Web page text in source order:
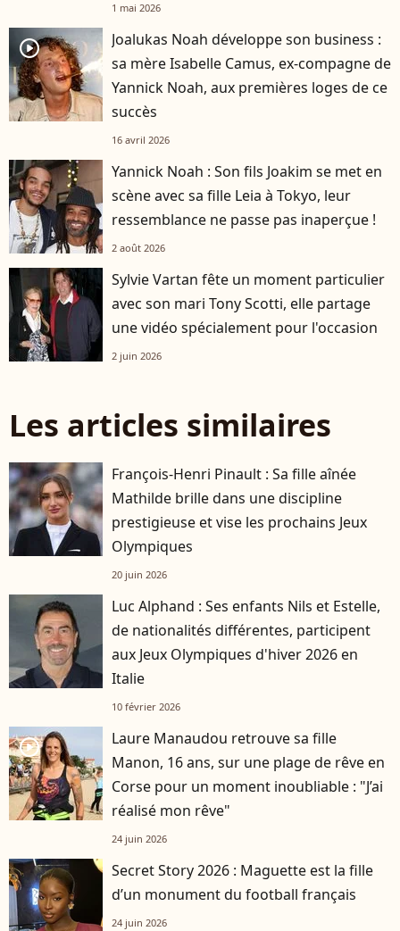
1 mai 2026
player2
Joalukas Noah développe son business :
sa mère Isabelle Camus, ex-compagne de
Yannick Noah, aux premières loges de ce
succès
16 avril 2026
Yannick Noah : Son fils Joakim se met en
scène avec sa fille Leia à Tokyo, leur
ressemblance ne passe pas inaperçue !
2 août 2026
Sylvie Vartan fête un moment particulier
avec son mari Tony Scotti, elle partage
une vidéo spécialement pour l'occasion
2 juin 2026
Les articles similaires
François-Henri Pinault : Sa fille aînée
Mathilde brille dans une discipline
prestigieuse et vise les prochains Jeux
Olympiques
20 juin 2026
Luc Alphand : Ses enfants Nils et Estelle,
de nationalités différentes, participent
aux Jeux Olympiques d'hiver 2026 en
Italie
10 février 2026
player2
Laure Manaudou retrouve sa fille
Manon, 16 ans, sur une plage de rêve en
Corse pour un moment inoubliable : "J’ai
réalisé mon rêve"
24 juin 2026
Secret Story 2026 : Maguette est la fille
d’un monument du football français
24 juin 2026